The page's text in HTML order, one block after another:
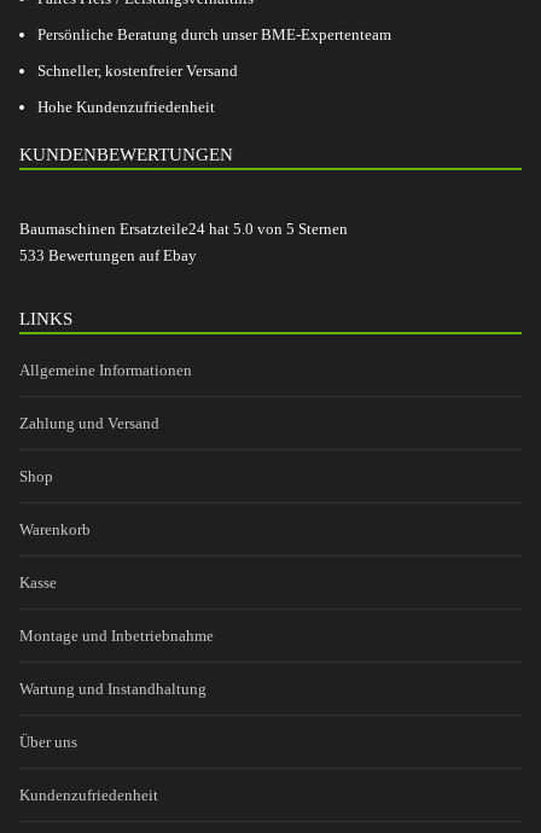
Persönliche Beratung durch unser BME-Expertenteam
Schneller, kostenfreier Versand
Hohe Kundenzufriedenheit
KUNDENBEWERTUNGEN
Baumaschinen Ersatzteile24 hat 5.0 von 5 Sternen
533 Bewertungen auf Ebay
LINKS
Allgemeine Informationen
Zahlung und Versand
Shop
Warenkorb
Kasse
Montage und Inbetriebnahme
Wartung und Instandhaltung
Über uns
Kundenzufriedenheit